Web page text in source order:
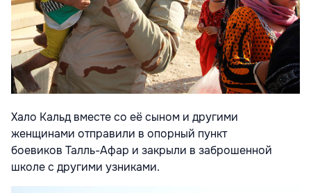
Хало Кальд вместе со её сыном и другими
женщинами отправили в опорный пункт
боевиков Талль-Афар и закрыли в заброшенной
школе с другими узниками.